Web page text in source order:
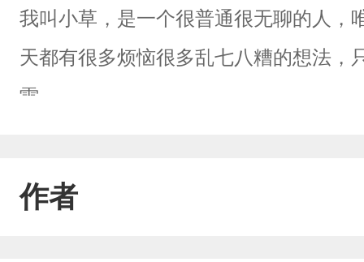
我叫小草，是一个很普通很无聊的人，
天都有很多烦恼很多乱七八糟的想法，
雷。。
作者